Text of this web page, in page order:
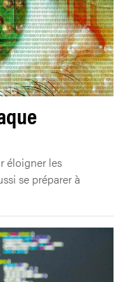
éloigner les
se préparer à